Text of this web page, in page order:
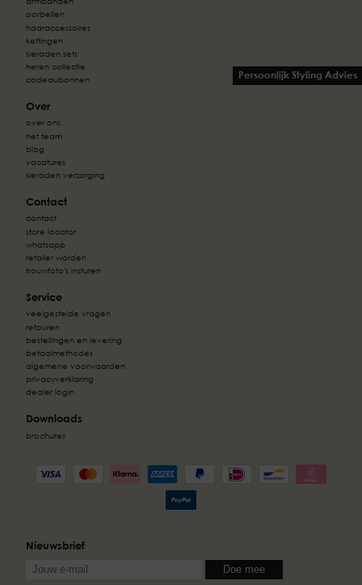
Persoonlijk Styling Advies
oorbellen
haaraccessoires
kettingen
sieraden sets
heren collectie
cadeaubonnen
Over
over ons
het team
blog
vacatures
sieraden verzorging
Contact
contact
store locator
whatsapp
retailer worden
trouwfoto's insturen
Service
veelgestelde vragen
retouren
bestellingen en levering
betaalmethodes
algemene voorwaarden
privacyverklaring
dealer login
Downloads
brochures
Nieuwsbrief